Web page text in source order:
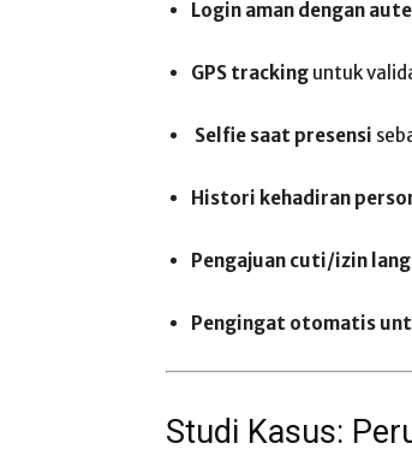
Login aman dengan
GPS tracking untuk
Selfie saat presensi
Histori kehadiran
Pengajuan cuti/izin
Pengingat otomatis
Studi Kasus: